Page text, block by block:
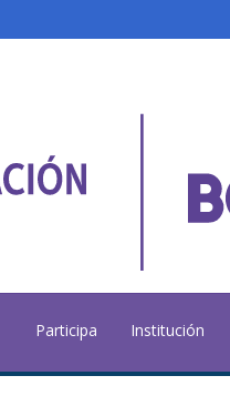
Participa Institución